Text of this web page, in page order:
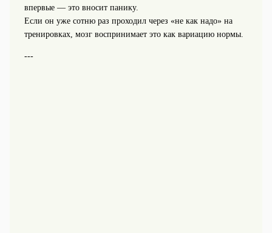
впервые — это вносит панику.
Если он уже сотню раз проходил через «не как надо» на
тренировках, мозг воспринимает это как вариацию нормы.
---